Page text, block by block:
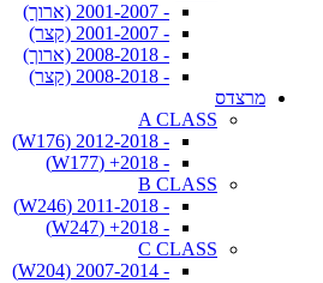
- 2001-2007 (ארוך)
- 2001-2007 (קצר)
- 2008-2018 (ארוך)
- 2008-2018 (קצר)
מרצדס
A CLASS
- 2012-2018 (W176)
- 2018+ (W177)
B CLASS
- 2011-2018 (W246)
- 2018+ (W247)
C CLASS
- 2007-2014 (W204)